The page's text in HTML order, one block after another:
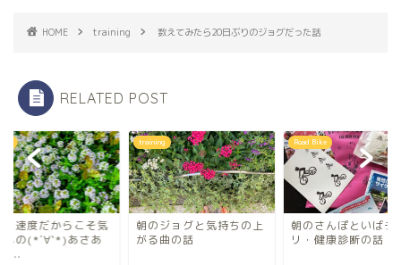
HOME training 数えてみたら20日ぶりのジョグだった話
RELATED POST
く速度だからこそ気
もの(*´∀`*)あさあ
λ...
training
朝のジョグと気持ちの上
がる曲の話
Road Bike
朝のさんぽといばチ
リ・健康診断の話